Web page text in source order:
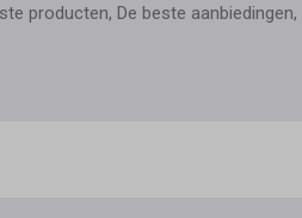
producten, De beste